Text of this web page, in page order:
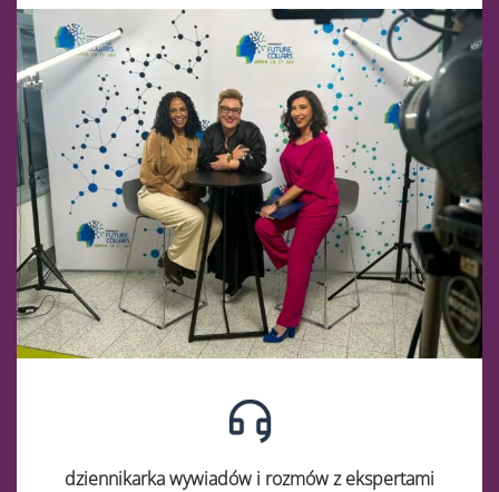
dziennikarka wywiadów i rozmów z ekspertami